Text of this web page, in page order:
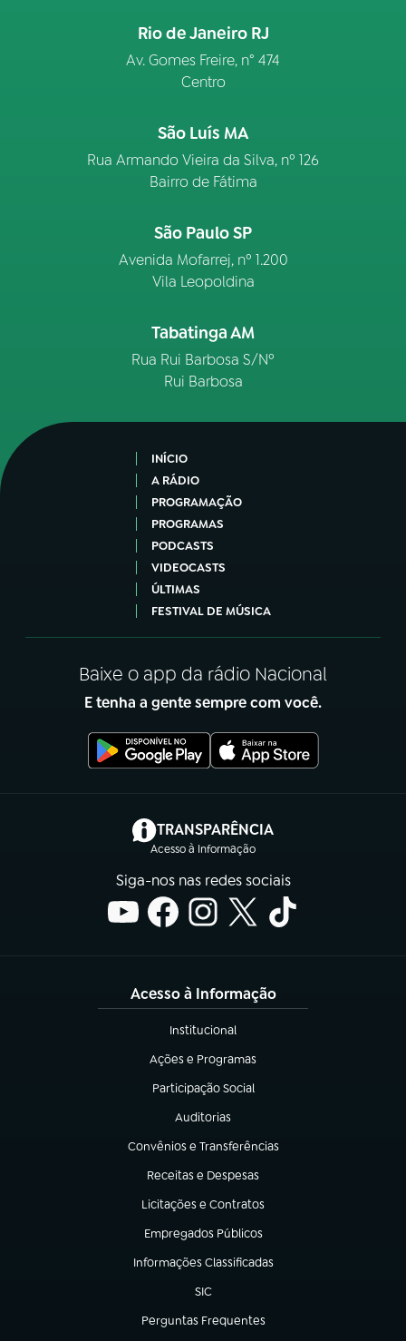
Rio de Janeiro RJ
Av. Gomes Freire, n° 474
Centro
São Luís MA
Rua Armando Vieira da Silva, nº 126
Bairro de Fátima
São Paulo SP
Avenida Mofarrej, nº 1.200
Vila Leopoldina
Tabatinga AM
Rua Rui Barbosa S/Nº
Rui Barbosa
INÍCIO
A RÁDIO
PROGRAMAÇÃO
PROGRAMAS
PODCASTS
VIDEOCASTS
ÚLTIMAS
FESTIVAL DE MÚSICA
Baixe o app da rádio Nacional
E tenha a gente sempre com você.
TRANSPARÊNCIA
Acesso à Informação
(abre em nova aba)
Siga-nos nas redes sociais
Acesso à Informação
Institucional
(abre em nova aba)
Ações e Programas
(abre em nova aba)
Participação Social
(abre em nova aba)
Auditorias
(abre em nova aba)
Convênios e Transferências
(abre em nova aba)
Receitas e Despesas
(abre em nova aba)
Licitações e Contratos
(abre em nova aba)
Empregados Públicos
(abre em nova aba)
Informações Classificadas
(abre em nova aba)
SIC
(abre em nova aba)
Perguntas Frequentes
(abre em nova aba)